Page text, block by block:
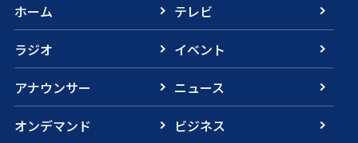
ホーム
テレビ
ラジオ
イベント
アナウンサー
ニュース
オンデマンド
ビジネス